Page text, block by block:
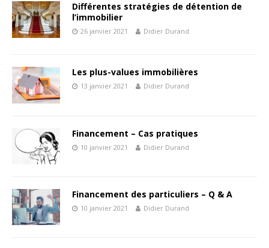
Différentes stratégies de détention de
l’immobilier
26 janvier 2021 Didier Durand
Les plus-values immobilières
13 janvier 2021 Didier Durand
Financement – Cas pratiques
10 janvier 2021 Didier Durand
Financement des particuliers – Q & A
10 janvier 2021 Didier Durand